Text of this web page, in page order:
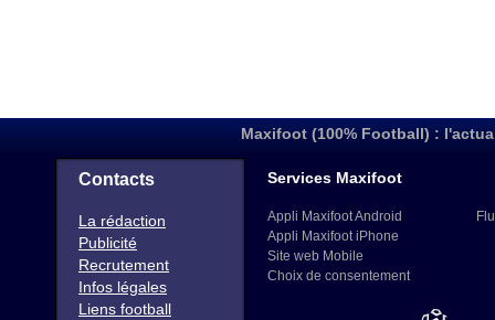
Maxifoot (100% Football) :
Contacts
La rédaction
Publicité
Recrutement
Infos légales
Liens football
Services Maxifoot
Appli Maxifoot Android
Appli Maxifoot iPhone
Site web Mobile
Choix de consentement